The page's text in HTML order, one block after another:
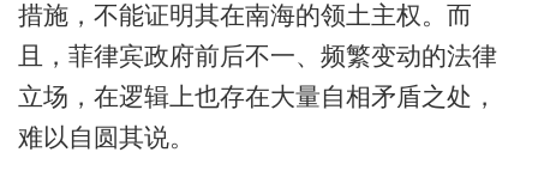
措施，不能证明其在南海的领土主权。而
且，菲律宾政府前后不一、频繁变动的法律
立场，在逻辑上也存在大量自相矛盾之处，
难以自圆其说。